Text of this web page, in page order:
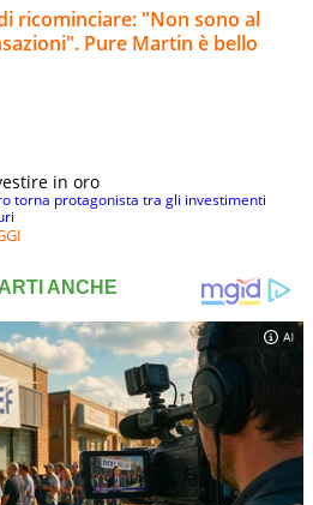
ricominciare: "Non sono al
Pure Martin è bello
in oro
torna protagonista tra gli investimenti